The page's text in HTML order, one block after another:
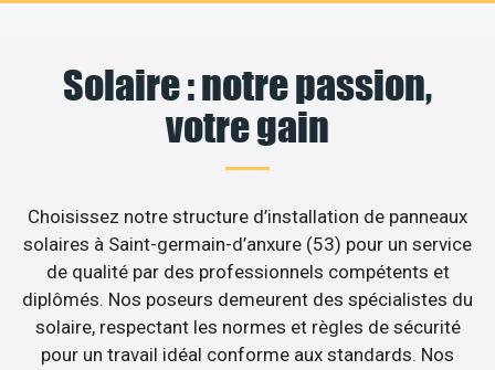
Solaire : notre passion,
votre gain
Choisissez notre structure d’installation de panneaux
solaires à Saint-germain-d’anxure (53) pour un service
de qualité par des professionnels compétents et
diplômés. Nos poseurs demeurent des spécialistes du
solaire, respectant les normes et règles de sécurité
pour un travail idéal conforme aux standards. Nos